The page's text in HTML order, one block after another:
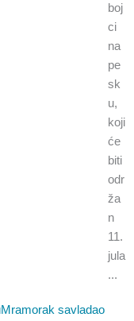
boj
ci
na
pe
sk
u,
koji
će
biti
odr
ža
n
11.
jula
...
Mramorak savladao